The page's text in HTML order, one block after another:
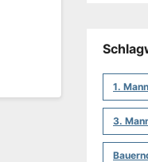
1.
3.